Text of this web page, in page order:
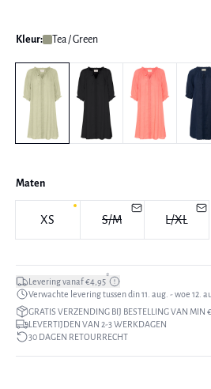
Kleur: Tea / Green
Maten
XS S/M L/XL
Levering vanaf €4,95*
Verwachte levering tussen din 11. aug. - woe 12.
GRATIS VERZENDING BIJ BESTELLING VAN MIN
LEVERTIJDEN VAN 2-3 WERKDAGEN
30 DAGEN RETOURRECHT